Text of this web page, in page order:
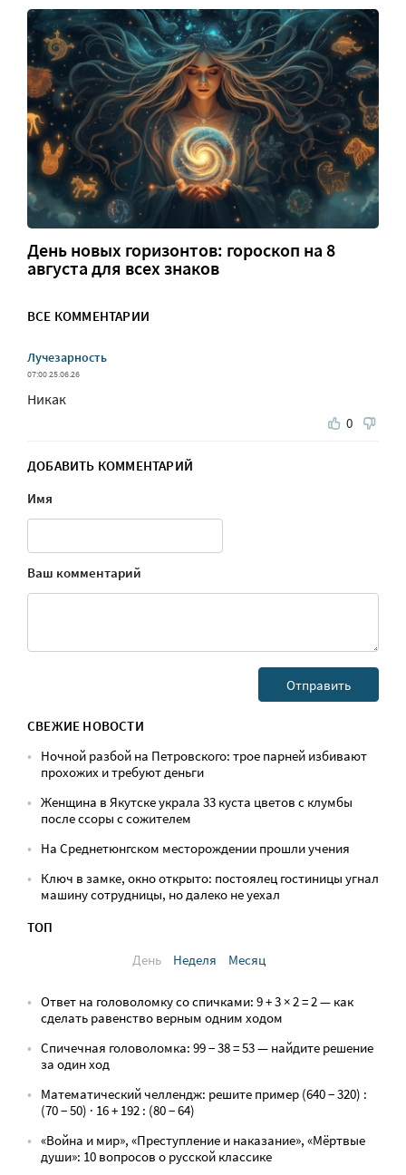
День новых горизонтов: гороскоп на 8
августа для всех знаков
ВСЕ КОММЕНТАРИИ
Лучезарность
07:00 25.06.26
Никак
0
ДОБАВИТЬ КОММЕНТАРИЙ
Имя
Ваш комментарий
СВЕЖИЕ НОВОСТИ
Ночной разбой на Петровского: трое парней избивают
прохожих и требуют деньги
Женщина в Якутске украла 33 куста цветов с клумбы
после ссоры с сожителем
На Среднетюнгском месторождении прошли учения
Ключ в замке, окно открыто: постоялец гостиницы угнал
машину сотрудницы, но далеко не уехал
ТОП
День
Неделя Месяц
Ответ на головоломку со спичками: 9 + 3 × 2 = 2 — как
сделать равенство верным одним ходом
Спичечная головоломка: 99 − 38 = 53 — найдите решение
за один ход
Математический челлендж: решите пример (640 − 320) :
(70 − 50) · 16 + 192 : (80 − 64)
«Война и мир», «Преступление и наказание», «Мёртвые
души»: 10 вопросов о русской классике